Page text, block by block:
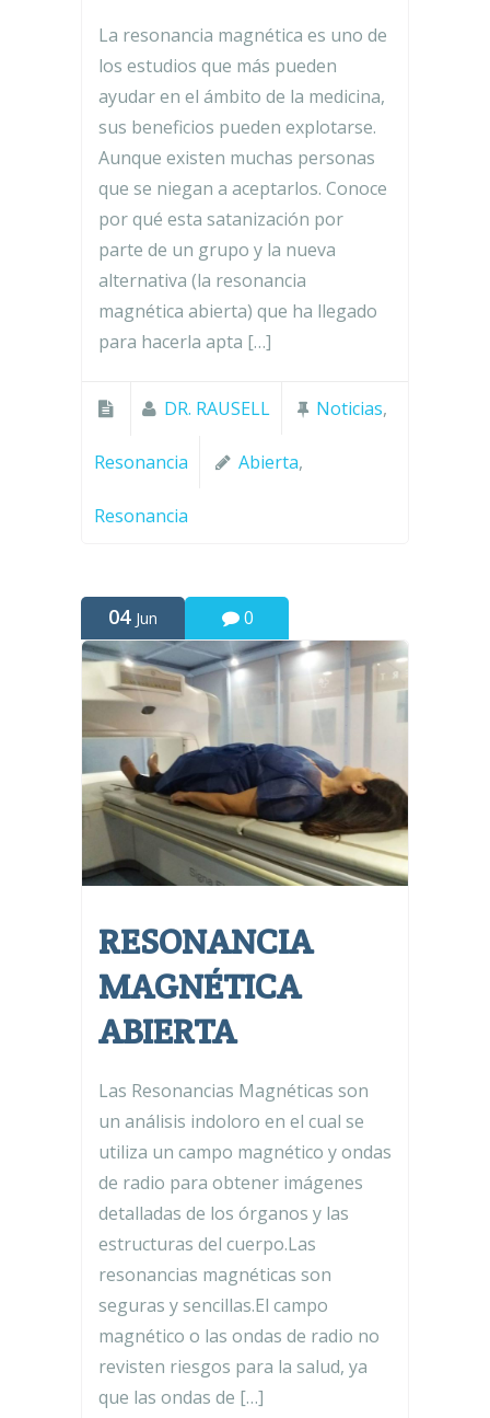
La resonancia magnética es uno de
los estudios que más pueden
ayudar en el ámbito de la medicina,
sus beneficios pueden explotarse.
Aunque existen muchas personas
que se niegan a aceptarlos. Conoce
por qué esta satanización por
parte de un grupo y la nueva
alternativa (la resonancia
magnética abierta) que ha llegado
para hacerla apta […]
DR. RAUSELL Noticias,
Resonancia Abierta,
Resonancia
04 Jun 0
RESONANCIA
MAGNÉTICA
ABIERTA
Las Resonancias Magnéticas son
un análisis indoloro en el cual se
utiliza un campo magnético y ondas
de radio para obtener imágenes
detalladas de los órganos y las
estructuras del cuerpo.Las
resonancias magnéticas son
seguras y sencillas.El campo
magnético o las ondas de radio no
revisten riesgos para la salud, ya
que las ondas de […]